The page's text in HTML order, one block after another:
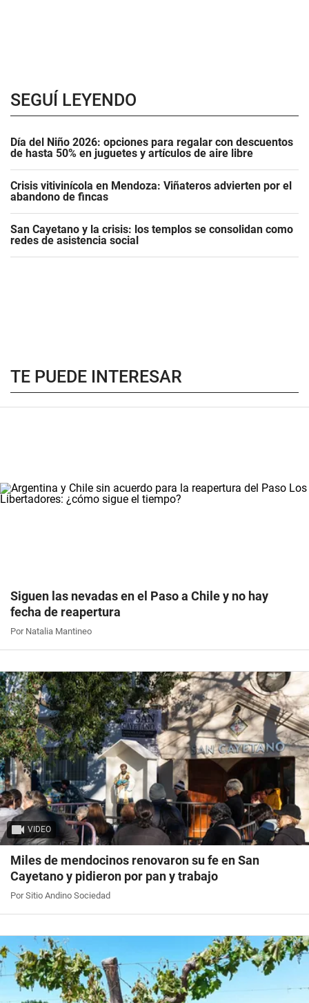
SEGUÍ LEYENDO
Día del Niño 2026: opciones para regalar con descuentos
de hasta 50% en juguetes y artículos de aire libre
Crisis vitivinícola en Mendoza: Viñateros advierten por el
abandono de fincas
San Cayetano y la crisis: los templos se consolidan como
redes de asistencia social
TE PUEDE INTERESAR
Siguen las nevadas en el Paso a Chile y no hay
fecha de reapertura
Por Natalia Mantineo
VIDEO
Miles de mendocinos renovaron su fe en San
Cayetano y pidieron por pan y trabajo
Por Sitio Andino Sociedad